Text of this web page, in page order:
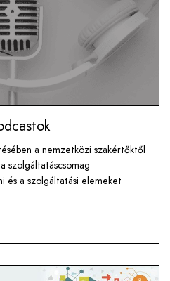
a nemzetközi szakértőktől
szolgáltatáscsomag
és a szolgáltatási elemeket